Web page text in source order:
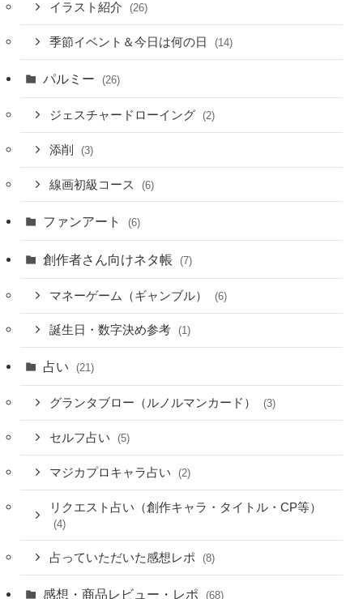
イラスト紹介 (26)
季節イベント＆今日は何の日 (14)
パルミー (26)
ジェスチャードローイング (2)
添削 (3)
線画初級コース (6)
ファンアート (6)
創作者さん向けネタ帳 (7)
マネーゲーム（ギャンブル） (6)
誕生日・数字決め参考 (1)
占い (21)
グランタブロー（ルノルマンカード） (3)
セルフ占い (5)
マジカプロキャラ占い (2)
リクエスト占い（創作キャラ・タイトル・CP等）
(4)
占っていただいた感想レポ (8)
感想・商品レビュー・レポ (68)